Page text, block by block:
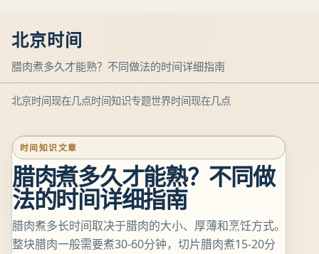
北京时间
腊肉煮多久才能熟？不同做法的时间详细指南
北京时间现在几点时间知识专题世界时间现在几点
时间知识文章
腊肉煮多久才能熟？不同做
法的时间详细指南
腊肉煮多长时间取决于腊肉的大小、厚薄和烹饪方式。
整块腊肉一般需要煮30-60分钟，切片腊肉煮15-20分